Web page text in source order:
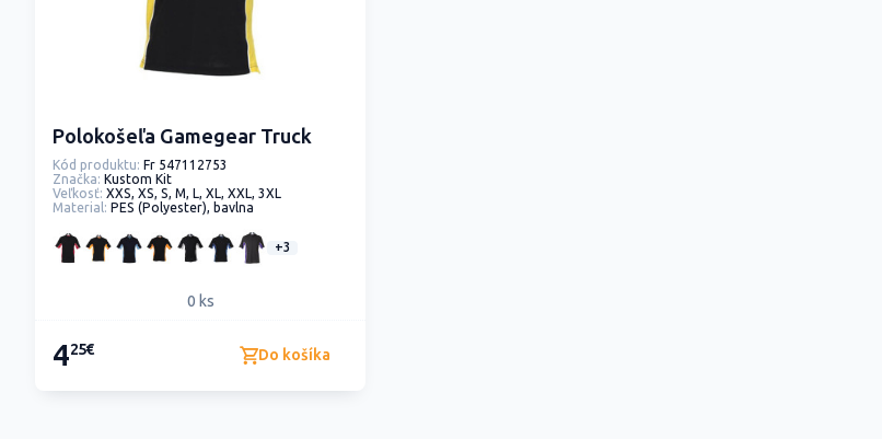
Polokošeľa Gamegear Truck
Kód produktu: Fr 547112753
Značka: Kustom Kit
Veľkosť: XXS, XS, S, M, L, XL, XXL, 3XL
Material: PES (Polyester), bavlna
+3
0 ks
425€ Do košíka